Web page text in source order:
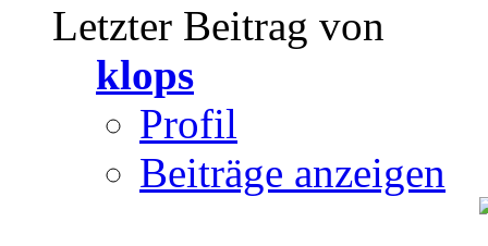
Letzter Beitrag von
klops
Profil
Beiträge anzeigen